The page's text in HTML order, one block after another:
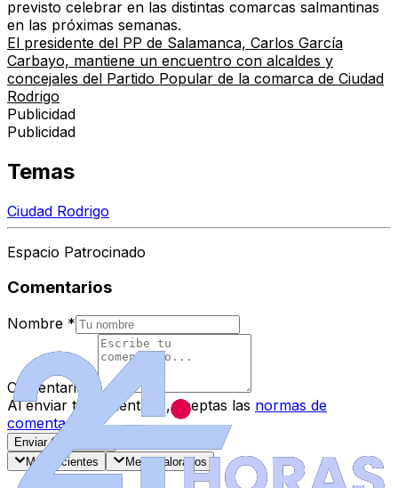
previsto celebrar en las distintas comarcas salmantinas
en las próximas semanas.
El presidente del PP de Salamanca, Carlos García
Carbayo, mantiene un encuentro con alcaldes y
concejales del Partido Popular de la comarca de Ciudad
Rodrigo
Publicidad
Publicidad
Temas
Ciudad Rodrigo
Espacio Patrocinado
Comentarios
Nombre *
Comentario
Al enviar tu comentario, aceptas las normas de
comentarios
Enviar Comentario
Más recientes
Mejor valorados